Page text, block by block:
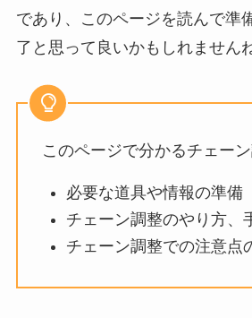
であり、このページを読んで準
了と思って良いかもしれません
このページで分かるチェー
必要な道具や情報の準備
チェーン調整のやり方、
チェーン調整での注意点